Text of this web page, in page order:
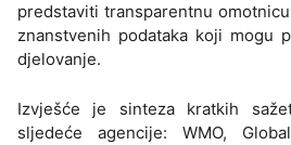
predstaviti transparentnu
znanstvenih podataka koji mogu
djelovanje.
Izvješće je sinteza kratkih
sljedeće agencije: WMO,